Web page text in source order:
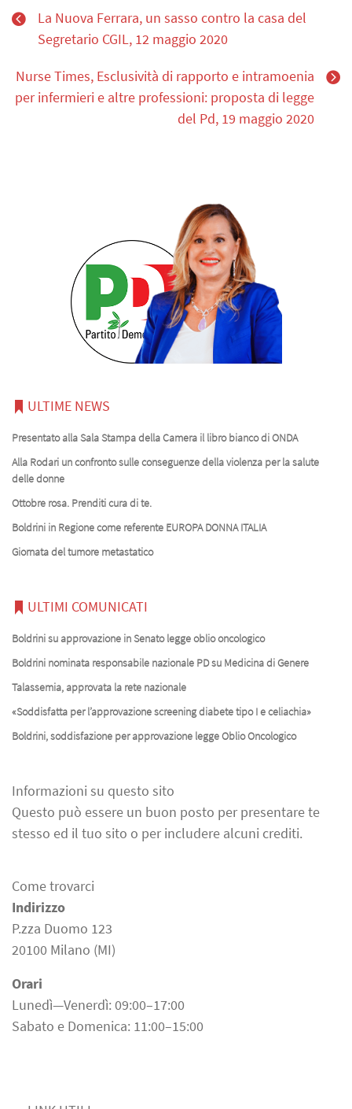
La Nuova Ferrara, un sasso contro la casa del
Segretario CGIL, 12 maggio 2020
Nurse Times, Esclusività di rapporto e intramoenia
per infermieri e altre professioni: proposta di legge
del Pd, 19 maggio 2020
ULTIME NEWS
Presentato alla Sala Stampa della Camera il libro bianco di ONDA
Alla Rodari un confronto sulle conseguenze della violenza per la salute
delle donne
Ottobre rosa. Prenditi cura di te.
Boldrini in Regione come referente EUROPA DONNA ITALIA
Giornata del tumore metastatico
ULTIMI COMUNICATI
Boldrini su approvazione in Senato legge oblio oncologico
Boldrini nominata responsabile nazionale PD su Medicina di Genere
Talassemia, approvata la rete nazionale
«Soddisfatta per l’approvazione screening diabete tipo I e celiachia»
Boldrini, soddisfazione per approvazione legge Oblio Oncologico
Informazioni su questo sito
Questo può essere un buon posto per presentare te
stesso ed il tuo sito o per includere alcuni crediti.
Come trovarci
Indirizzo
P.zza Duomo 123
20100 Milano (MI)
Orari
Lunedì—Venerdì: 09:00–17:00
Sabato e Domenica: 11:00–15:00